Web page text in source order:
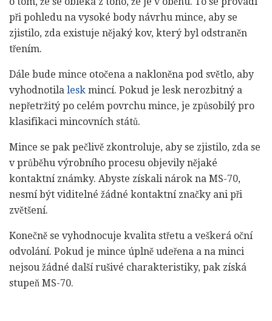
při pohledu na vysoké body návrhu mince, aby se
zjistilo, zda existuje nějaký kov, který byl odstraněn
třením.
Dále bude mince otočena a nakloněna pod světlo, aby
vyhodnotila lesk mincí. Pokud je lesk nerozbitný a
nepřetržitý po celém povrchu mince, je způsobilý pro
klasifikaci mincovních států.
Mince se pak pečlivě zkontroluje, aby se zjistilo, zda se
v průběhu výrobního procesu objevily nějaké
kontaktní známky. Abyste získali nárok na MS-70,
nesmí být viditelné žádné kontaktní značky ani při
zvětšení.
Konečně se vyhodnocuje kvalita střetu a veškerá oční
odvolání. Pokud je mince úplně udeřena a na minci
nejsou žádné další rušivé charakteristiky, pak získá
stupeň MS-70.